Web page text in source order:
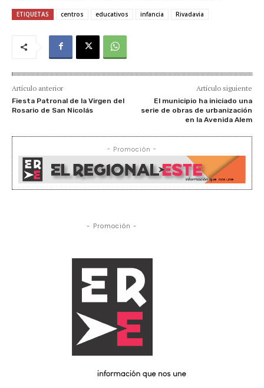
ETIQUETAS centros educativos infancia Rivadavia
Artículo anterior
Fiesta Patronal de la Virgen del
Rosario de San Nicolás
Artículo siguiente
El municipio ha iniciado una
serie de obras de urbanización
en la Avenida Alem
- Promoción -
- Promoción -